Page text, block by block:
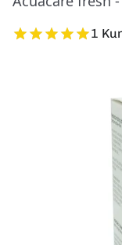
1